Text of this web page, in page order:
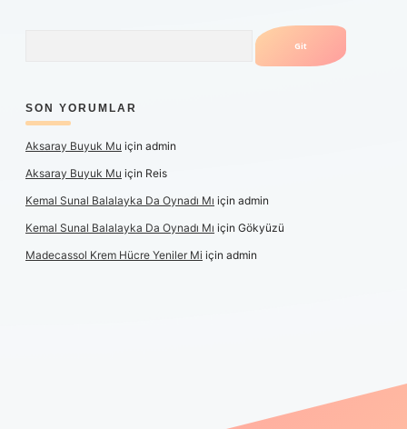
SON YORUMLAR
Aksaray Buyuk Mu için admin
Aksaray Buyuk Mu için Reis
Kemal Sunal Balalayka Da Oynadı Mı için admin
Kemal Sunal Balalayka Da Oynadı Mı için Gökyüzü
Madecassol Krem Hücre Yeniler Mi için admin